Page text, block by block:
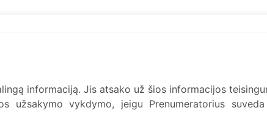
informaciją. Jis atsako už šios informacijos
užsakymo vykdymo, jeigu Prenumeratorius